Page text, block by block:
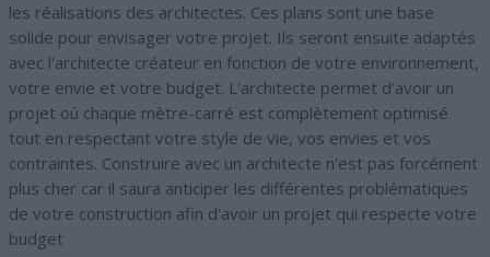
les réalisations des architectes. Ces plans sont une base
solide pour envisager votre projet. Ils seront ensuite adaptés
avec l'architecte créateur en fonction de votre environnement,
votre envie et votre budget. L'architecte permet d'avoir un
projet où chaque mètre-carré est complètement optimisé
tout en respectant votre style de vie, vos envies et vos
contraintes. Construire avec un architecte n'est pas forcément
plus cher car il saura anticiper les différentes problématiques
de votre construction afin d'avoir un projet qui respecte votre
budget